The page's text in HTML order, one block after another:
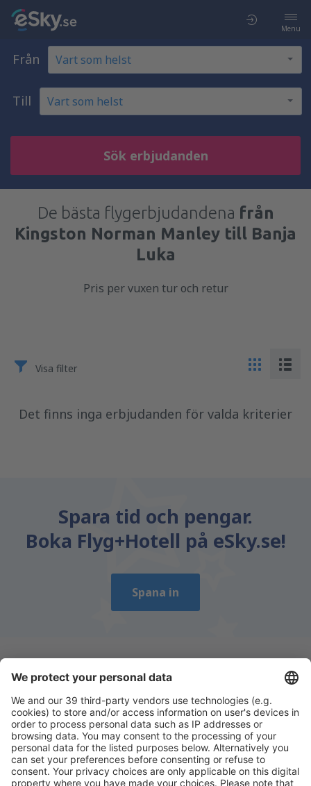
Menu
Från
Till
Sök erbjudanden
De bästa flygerbjudandena från
Kingston Norman Manley till Banja
Luka
Pris per vuxen tur och retur
Visa filter
Det finns inga erbjudanden för valda kriterier
Spara tid och pengar.
Boka Flyg+Hotell på eSky.se!
Spana in
Ladda ner vår appför att enkelt planera
dina resor